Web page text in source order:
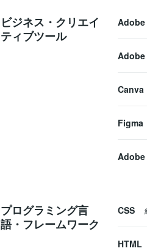
ビジネス・クリエイ
ティブツール
Canva
Figma
Adobe
プログラミング言
語・フレームワーク
CSS
HTML